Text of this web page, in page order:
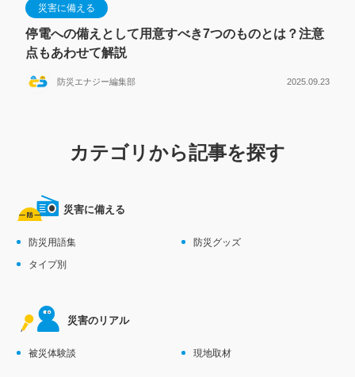
災害に備える
停電への備えとして用意すべき7つのものとは？注意
点もあわせて解説
防災エナジー編集部 2025.09.23
カテゴリから記事を探す
災害に備える
防災用語集
防災グッズ
タイプ別
災害のリアル
被災体験談 現地取材